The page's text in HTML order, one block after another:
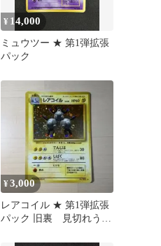
¥ 14,000
ミュウツー ★ 第1弾拡張
パック
¥3,000
レアコイル ★ 第1弾拡張
パック 旧裏 見切れうず